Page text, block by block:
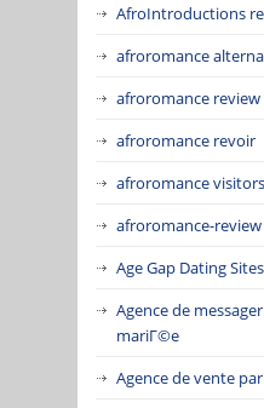
AfroIntroductions
afroromance
afroromance review
afroromance revoir
afroromance visitors
afroromance-
Age Gap Dating
Agence de
mariГ©e
Agence de vente